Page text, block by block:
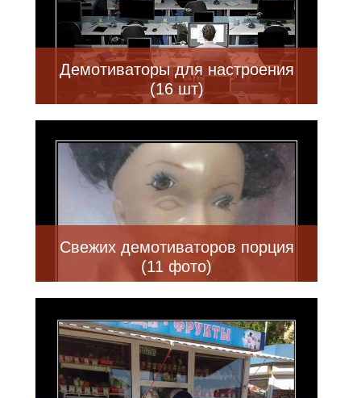
Демотиваторы для настроения
(16 шт)
Свежих демотиваторов порция
(11 фото)